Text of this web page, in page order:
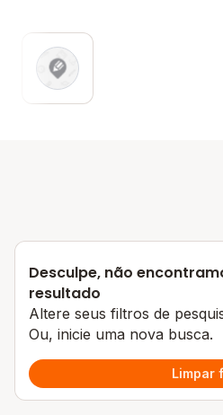
Desculpe, não
resultado
Altere seus filtros de
Ou, inicie uma nova busca.
Limpar